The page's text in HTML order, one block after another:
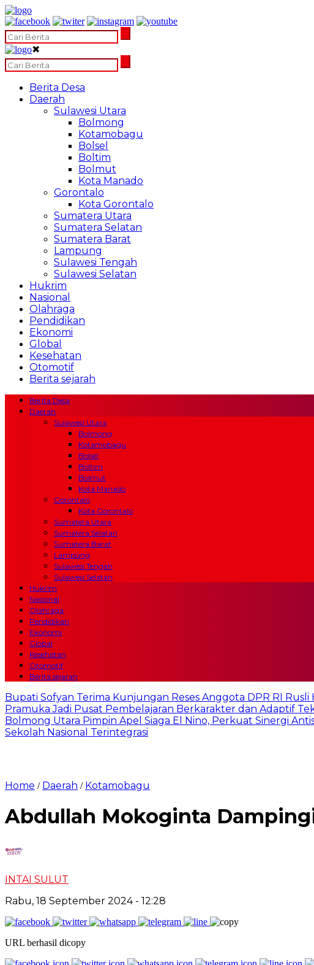
✖
Berita Desa
Daerah
Sulawesi Utara
Bolmong
Kotamobagu
Bolsel
Boltim
Bolmut
Kota Manado
Gorontalo
Kota Gorontalo
Sumatera Utara
Sumatera Selatan
Sumatera Barat
Lampung
Sulawesi Tengah
Sulawesi Selatan
Hukrim
Nasional
Olahraga
Pendidikan
Ekonomi
Global
Kesehatan
Otomotif
Berita sejarah
Berita Desa
Daerah
Sulawesi Utara
Bolmong
Kotamobagu
Bolsel
Boltim
Bolmut
Kota Manado
Gorontalo
Kota Gorontalo
Sumatera Utara
Sumatera Selatan
Sumatera Barat
Lampung
Sulawesi Tengah
Sulawesi Selatan
Hukrim
Nasional
Olahraga
Pendidikan
Ekonomi
Global
Kesehatan
Otomotif
Berita sejarah
Bupati Sofyan Terima Kunjungan Reses Anggota DPR RI
Pramuka Jadi Pusat Pembelajaran Berkarakter dan Adaptif
Bolmong Utara Pimpin Apel Siaga El Nino, Perkuat Sinergi
Sekolah Nasional Terintegrasi
Home / Daerah / Kotamobagu
Abdullah Mokoginta
INTAI SULUT
Rabu, 18 September 2024 - 12:28
URL berhasil dicopy